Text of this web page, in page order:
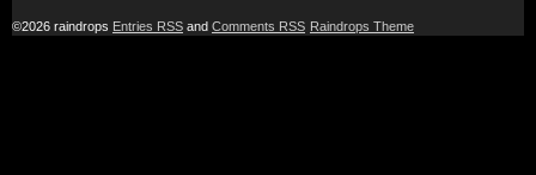
©2026 raindrops Entries RSS and Comments RSS Raindrops Theme